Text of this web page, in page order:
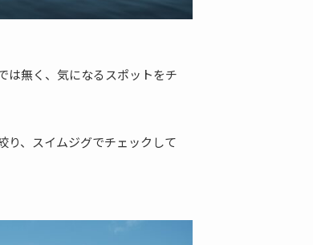
は無く、気になるスポットをチ
り、スイムジグでチェックして